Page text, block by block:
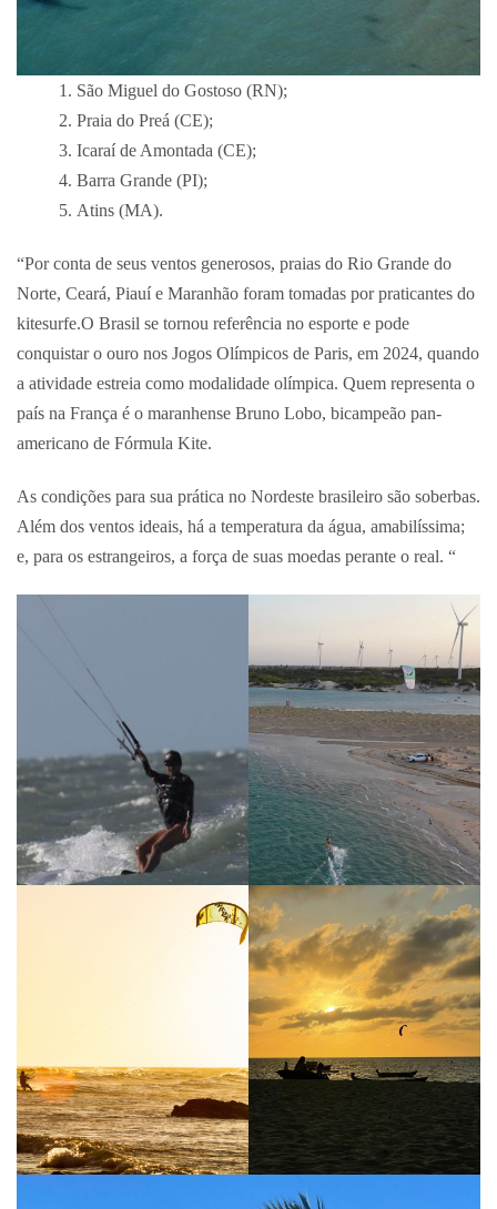
São Miguel do Gostoso (RN);
Praia do Preá (CE);
Icaraí de Amontada (CE);
Barra Grande (PI);
Atins (MA).
“Por conta de seus ventos generosos, praias do Rio Grande do
Norte, Ceará, Piauí e Maranhão foram tomadas por praticantes do
kitesurfe.O Brasil se tornou referência no esporte e pode
conquistar o ouro nos Jogos Olímpicos de Paris, em 2024, quando
a atividade estreia como modalidade olímpica. Quem representa o
país na França é o maranhense Bruno Lobo, bicampeão pan-
americano de Fórmula Kite.
As condições para sua prática no Nordeste brasileiro são soberbas.
Além dos ventos ideais, há a temperatura da água, amabilíssima;
e, para os estrangeiros, a força de suas moedas perante o real. “